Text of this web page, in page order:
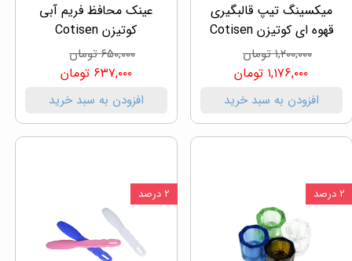
میکسینگ تیپ قالبگیری
قهوه ای کوتیزن Cotisen
۱,۲۰۰,۰۰۰ تومان
۱,۱۷۶,۰۰۰ تومان
افزودن به سبد خرید
عینک محافظ فریم آبی
کوتیزن Cotisen
۶۵۰,۰۰۰ تومان
۶۳۷,۰۰۰ تومان
افزودن به سبد خرید
۲ درصد ۲ درصد